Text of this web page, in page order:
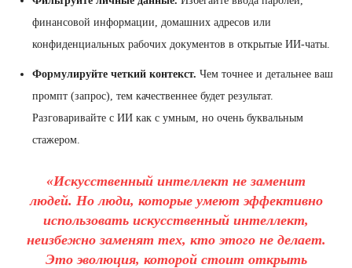
финансовой информации, домашних адресов или
конфиденциальных рабочих документов в открытые ИИ-чаты.
Формулируйте четкий контекст. Чем точнее и детальнее ваш
промпт (запрос), тем качественнее будет результат.
Разговаривайте с ИИ как с умным, но очень буквальным
стажером.
«Искусственный интеллект не заменит
людей. Но люди, которые умеют эффективно
использовать искусственный интеллект,
неизбежно заменят тех, кто этого не делает.
Это эволюция, которой стоит открыть